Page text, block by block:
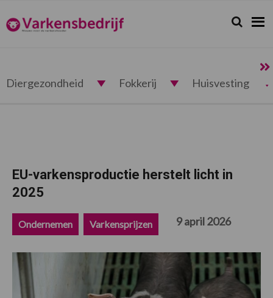
de
hoofdnavigatie
de
hoofd
de
eerste
de
voettekst
Varkensbedrijf.nl Zoeken...
Zoek
Diergezondheid Fokkerij Huisvesting
EU-varkensproductie herstelt licht in
2025
Ondernemen Varkensprijzen 9 april 2026